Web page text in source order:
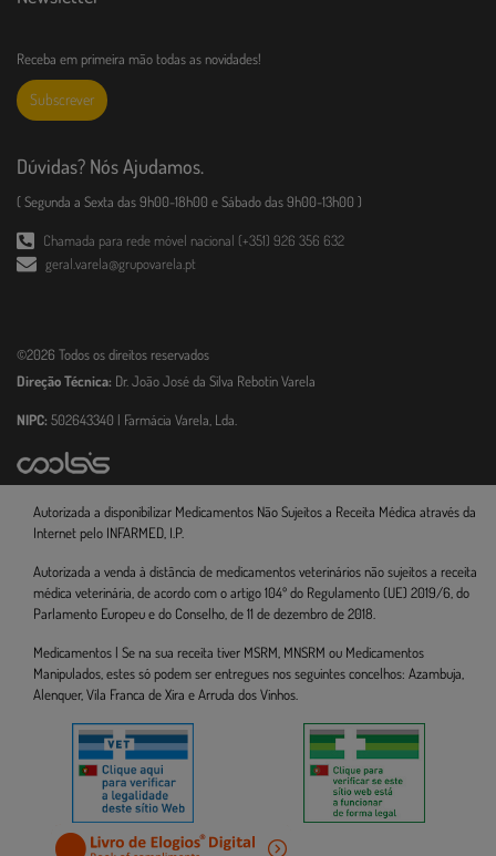
Receba em primeira mão todas as novidades!
Subscrever
Dúvidas? Nós Ajudamos.
( Segunda a Sexta das 9h00-18h00 e Sábado das 9h00-13h00 )
Chamada para rede móvel nacional (+351) 926 356 632
geral.varela@grupovarela.pt
©2026 Todos os direitos reservados
Direção Técnica: Dr. João José da Silva Rebotin Varela
NIPC: 502643340 | Farmácia Varela, Lda.
Autorizada a disponibilizar Medicamentos Não Sujeitos a Receita Médica através da
Internet pelo INFARMED, I.P.
Autorizada a venda à distância de medicamentos veterinários não sujeitos a receita
médica veterinária, de acordo com o artigo 104º do Regulamento (UE) 2019/6, do
Parlamento Europeu e do Conselho, de 11 de dezembro de 2018.
Medicamentos | Se na sua receita tiver MSRM, MNSRM ou Medicamentos
Manipulados, estes só podem ser entregues nos seguintes concelhos: Azambuja,
Alenquer, Vila Franca de Xira e Arruda dos Vinhos.